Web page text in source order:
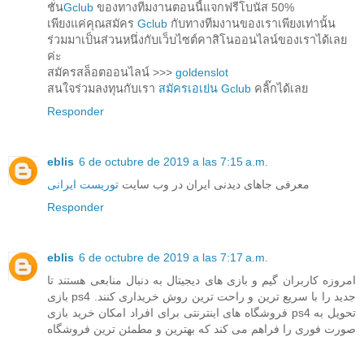
ชั่นGclub ของทางทีมงานตอนนี้แจกฟรีโบนัส 50%
เพียงแค่คุณสมัคร Gclub กับทางทีมงานของเราเพียงเท่านั้น
ร่วมมาเป็นส่วนหนึ่งกับเว็บไซต์คาสิโนออนไลน์ของเราได้เลย
ค่ะ
สมัครสล็อตออนไลน์ >>> goldenslot
สนใจร่วมลงทุนกับเรา สมัครเอเย่น Gclub คลิ๊กได้เลย
Responder
eblis 6 de octubre de 2019 a las 7:15 a.m.
معرفی جاهای دیدنی ایران در وب سایت توریست ایرانی
Responder
eblis 6 de octubre de 2019 a las 7:17 a.m.
امروزه کاربران گیم و بازی های دیجیتال به دنبال منابعی هستند تا
بازی ps4 جدید را با سریع ترین و راحت ترین روش خریداری کنند.
فروشگاه های اینترنتی برای افراد امکان خرید بازی ps4 تحویل به
صورت فوری را فراهم می کند که بهترین و مطمئن ترین فروشگاه